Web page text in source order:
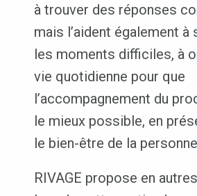
à trouver des réponses
mais l’aident également à
les moments difficiles, à
vie quotidienne pour que
l’accompagnement du
le mieux possible, en
le bien-être de la
RIVAGE propose en